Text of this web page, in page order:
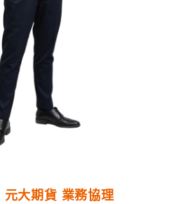
元大期貨 業務協理